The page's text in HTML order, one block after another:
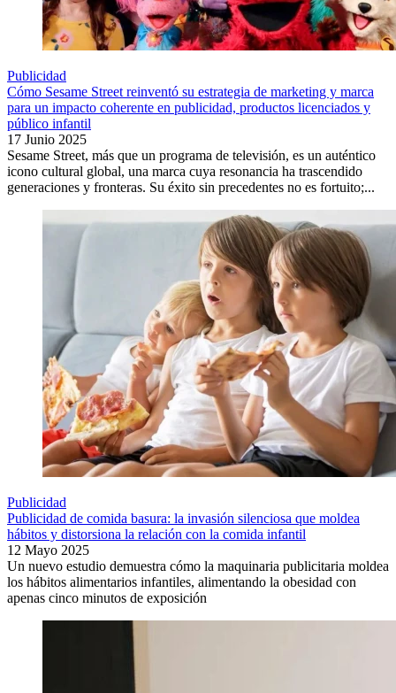
Publicidad
Cómo Sesame Street reinventó su estrategia de marketing y marca
para un impacto coherente en publicidad, productos licenciados y
público infantil
17 Junio 2025
Sesame Street, más que un programa de televisión, es un auténtico
icono cultural global, una marca cuya resonancia ha trascendido
generaciones y fronteras. Su éxito sin precedentes no es fortuito;...
Publicidad
Publicidad de comida basura: la invasión silenciosa que moldea
hábitos y distorsiona la relación con la comida infantil
12 Mayo 2025
Un nuevo estudio demuestra cómo la maquinaria publicitaria moldea
los hábitos alimentarios infantiles, alimentando la obesidad con
apenas cinco minutos de exposición